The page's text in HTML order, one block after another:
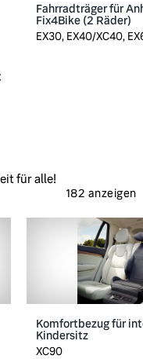
Fahrradträger für
Fix4Bike (2 Räder)
EX30, EX40/XC40,
für alle!
182 anzeigen
Komfortbezug für
Kindersitz
XC90